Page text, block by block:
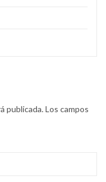
publicada.Los campos